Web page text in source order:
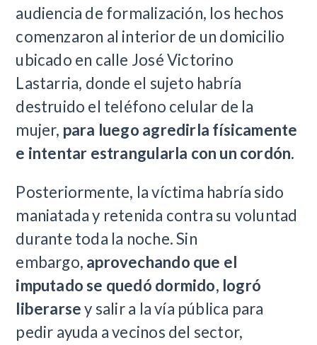
audiencia de formalización, los hechos
comenzaron al interior de un domicilio
ubicado en calle José Victorino
Lastarria, donde el sujeto habría
destruido el teléfono celular de la
mujer, para luego agredirla físicamente
e intentar estrangularla con un cordón.
Posteriormente, la víctima habría sido
maniatada y retenida contra su voluntad
durante toda la noche. Sin
embargo, aprovechando que el
imputado se quedó dormido, logró
liberarsey salir a la vía pública para
pedir ayuda a vecinos del sector,